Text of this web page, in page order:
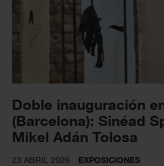
Doble inauguración
(Barcelona): Sinéad
Mikel Adán Tolosa
23 ABRIL 2026 EXPOSICIONES